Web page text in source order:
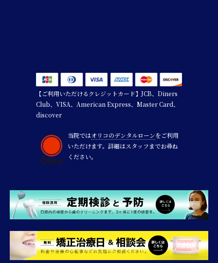
【ご利用いただけるクレジットカード】JCB、Diners
Club、VISA、American Express、Master Card、
discover
当院ではオリコのデンタルローンをご利用
いただけます。詳細はスタッフまでお尋ね
ください。